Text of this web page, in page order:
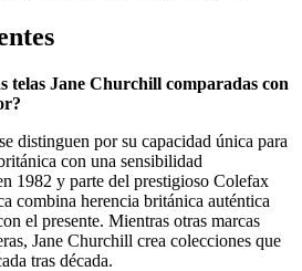
telas Jane Churchill comparadas con
se distinguen por su capacidad única para
con una sensibilidad
1982 y parte del prestigioso Colefax
combina herencia británica auténtica
el presente. Mientras otras marcas
Jane Churchill crea colecciones que
tras década.